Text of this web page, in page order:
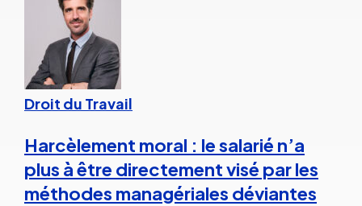
Droit du Travail
Harcèlement moral : le salarié n’a
plus à être directement visé par les
méthodes managériales déviantes